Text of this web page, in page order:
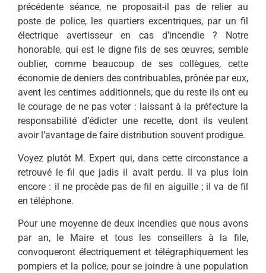
précédente séance, ne proposait-il pas de relier au
poste de police, les quartiers excentriques, par un fil
électrique avertisseur en cas d’incendie ? Notre
honorable, qui est le digne fils de ses œuvres, semble
oublier, comme beaucoup de ses collègues, cette
économie de deniers des contribuables, prônée par eux,
avent les centimes additionnels, que du reste ils ont eu
le courage de ne pas voter : laissant à la préfecture la
responsabilité d’édicter une recette, dont ils veulent
avoir l’avantage de faire distribution souvent prodigue.
Voyez plutôt M. Expert qui, dans cette circonstance a
retrouvé le fil que jadis il avait perdu. Il va plus loin
encore : il ne procède pas de fil en aiguille ; il va de fil
en téléphone.
Pour une moyenne de deux incendies que nous avons
par an, le Maire et tous les conseillers à la file,
convoqueront électriquement et télégraphiquement les
pompiers et la police, pour se joindre à une population